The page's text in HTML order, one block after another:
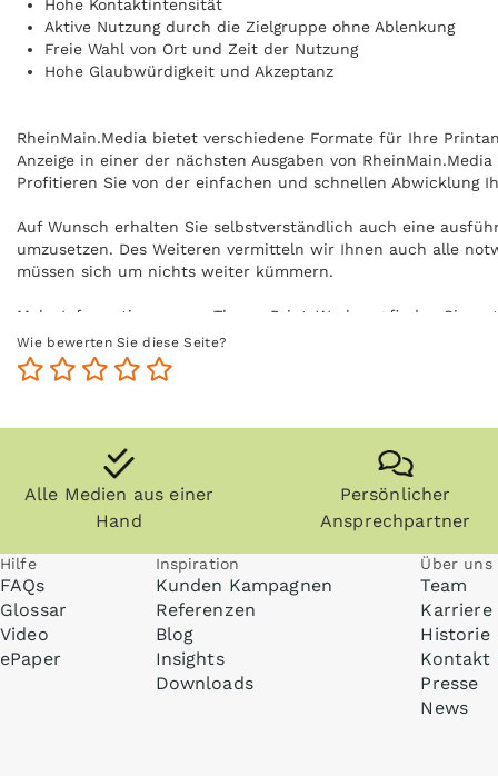
Hohe Kontaktintensität
Aktive Nutzung durch die Zielgruppe ohne Ablenkung
Freie Wahl von Ort und Zeit der Nutzung
Hohe Glaubwürdigkeit und Akzeptanz
RheinMain.Media bietet verschiedene Formate für Ihre
Anzeige in einer der nächsten Ausgaben von
Profitieren Sie von der einfachen und schnellen Abwicklung
Auf Wunsch erhalten Sie selbstverständlich auch eine
umzusetzen. Des Weiteren vermitteln wir Ihnen auch alle
müssen sich um nichts weiter kümmern.
Mehr Informationen zum Thema Print-Werbung finden Sie
Wie bewerten Sie diese Seite?
Alle Medien aus einer
Hand
Persönlicher
Ansprechpartner
Hilfe
FAQs
Glossar
Video
ePaper
Inspiration
Kunden Kampagnen
Referenzen
Blog
Insights
Downloads
Über uns
Team
Karriere
Historie
Kontakt
Presse
News